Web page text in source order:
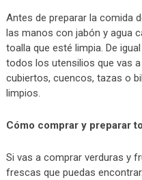
Antes de preparar la comida
las manos con jabón y agua
toalla que esté limpia. De
todos los utensilios que vas
cubiertos, cuencos, tazas o
limpios.
Cómo comprar y preparar
Si vas a comprar verduras y
frescas que puedas